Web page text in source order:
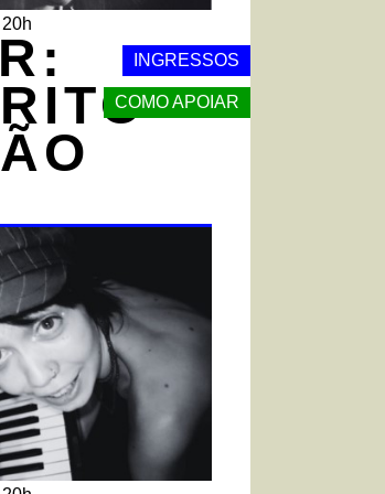
INGRESSOS
COMO APOIAR